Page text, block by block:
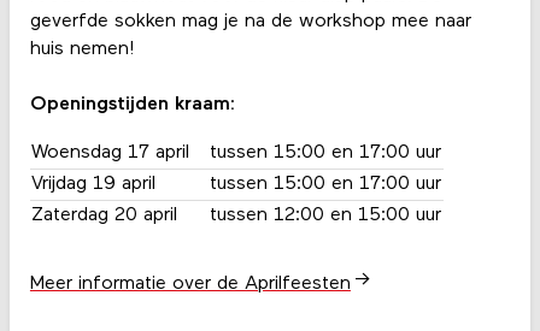
geverfde sokken mag je na de workshop mee naar
huis nemen!
Openingstijden kraam:
Woensdag 17 april
tussen 15:00 en 17:00 uur
Vrijdag 19 april
tussen 15:00 en 17:00 uur
Zaterdag 20 april
tussen 12:00 en 15:00 uur
Meer informatie over de Aprilfeesten